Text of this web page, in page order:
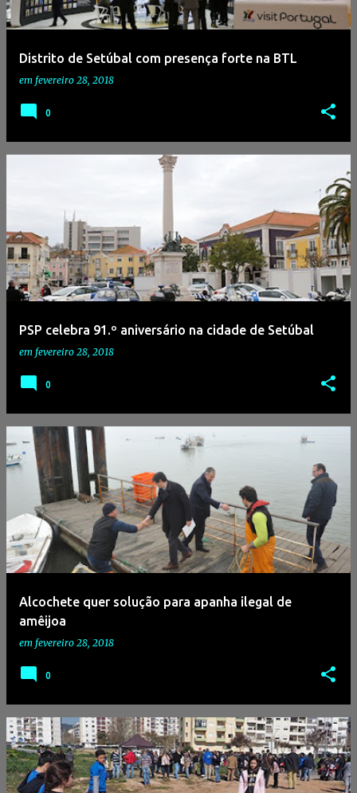
g
Distrito de Setúbal com presença forte na BTL
em fevereiro 28, 2018
0
PSP celebra 91.º aniversário na cidade de Setúbal
em fevereiro 28, 2018
0
Alcochete quer solução para apanha ilegal de
amêijoa
em fevereiro 28, 2018
0